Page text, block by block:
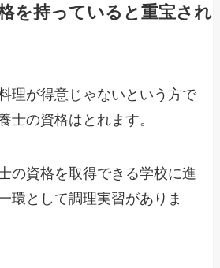
を持っていると重宝され
理が得意じゃないという方で
士の資格はとれます。
の資格を取得できる学校に進
環として調理実習がありま